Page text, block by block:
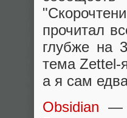
прочитал
глубже на
тема Zettel-
а я сам
Obsidian —